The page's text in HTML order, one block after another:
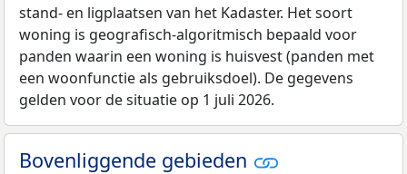
stand- en ligplaatsen van het Kadaster. Het soort
woning is geografisch-algoritmisch bepaald voor
panden waarin een woning is huisvest (panden met
een woonfunctie als gebruiksdoel). De gegevens
gelden voor de situatie op 1 juli 2026.
Bovenliggende gebieden